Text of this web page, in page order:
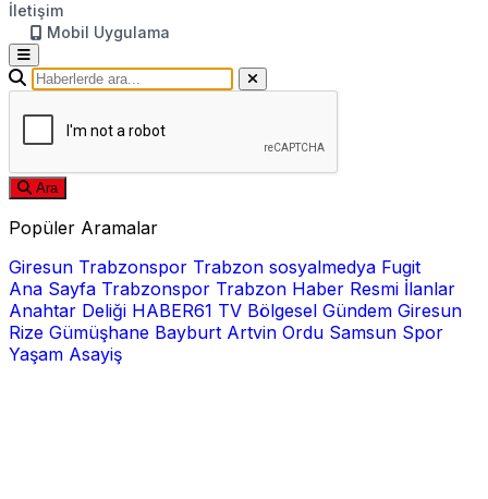
İletişim
Mobil Uygulama
Ara
Popüler Aramalar
Giresun Trabzonspor Trabzon sosyalmedya Fugit
Ana Sayfa Trabzonspor Trabzon Haber Resmi İlanlar
Anahtar Deliği HABER61 TV Bölgesel Gündem Giresun
Rize Gümüşhane Bayburt Artvin Ordu Samsun Spor
Yaşam Asayiş